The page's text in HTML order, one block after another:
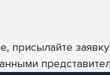
присылайте